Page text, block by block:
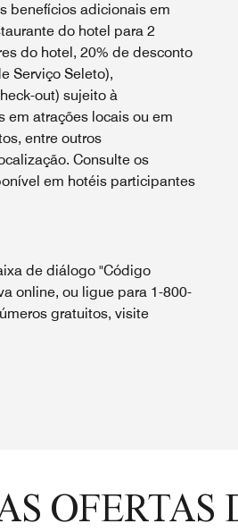
benefícios adicionais em
do hotel para 2
do hotel, 20% de desconto
Serviço Seleto),
out) sujeito à
atrações locais ou em
entre outros
Consulte os
em hotéis participantes
de diálogo "Código
online, ou ligue para 1-800-
gratuitos, visite
OFERTAS